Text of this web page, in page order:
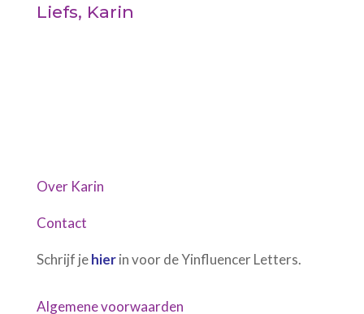
Liefs, Karin
Over Karin
Contact
Schrijf jehierin voor de Yinfluencer Letters.
Algemene voorwaarden